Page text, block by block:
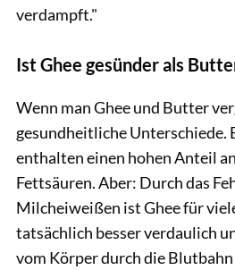
verdampft."
Ist Ghee gesünder als
Wenn man Ghee und Butter
gesundheitliche Unterschiede.
enthalten einen hohen Anteil
Fettsäuren. Aber: Durch das
Milcheiweißen ist Ghee für
tatsächlich besser verdaulich
vom Körper durch die